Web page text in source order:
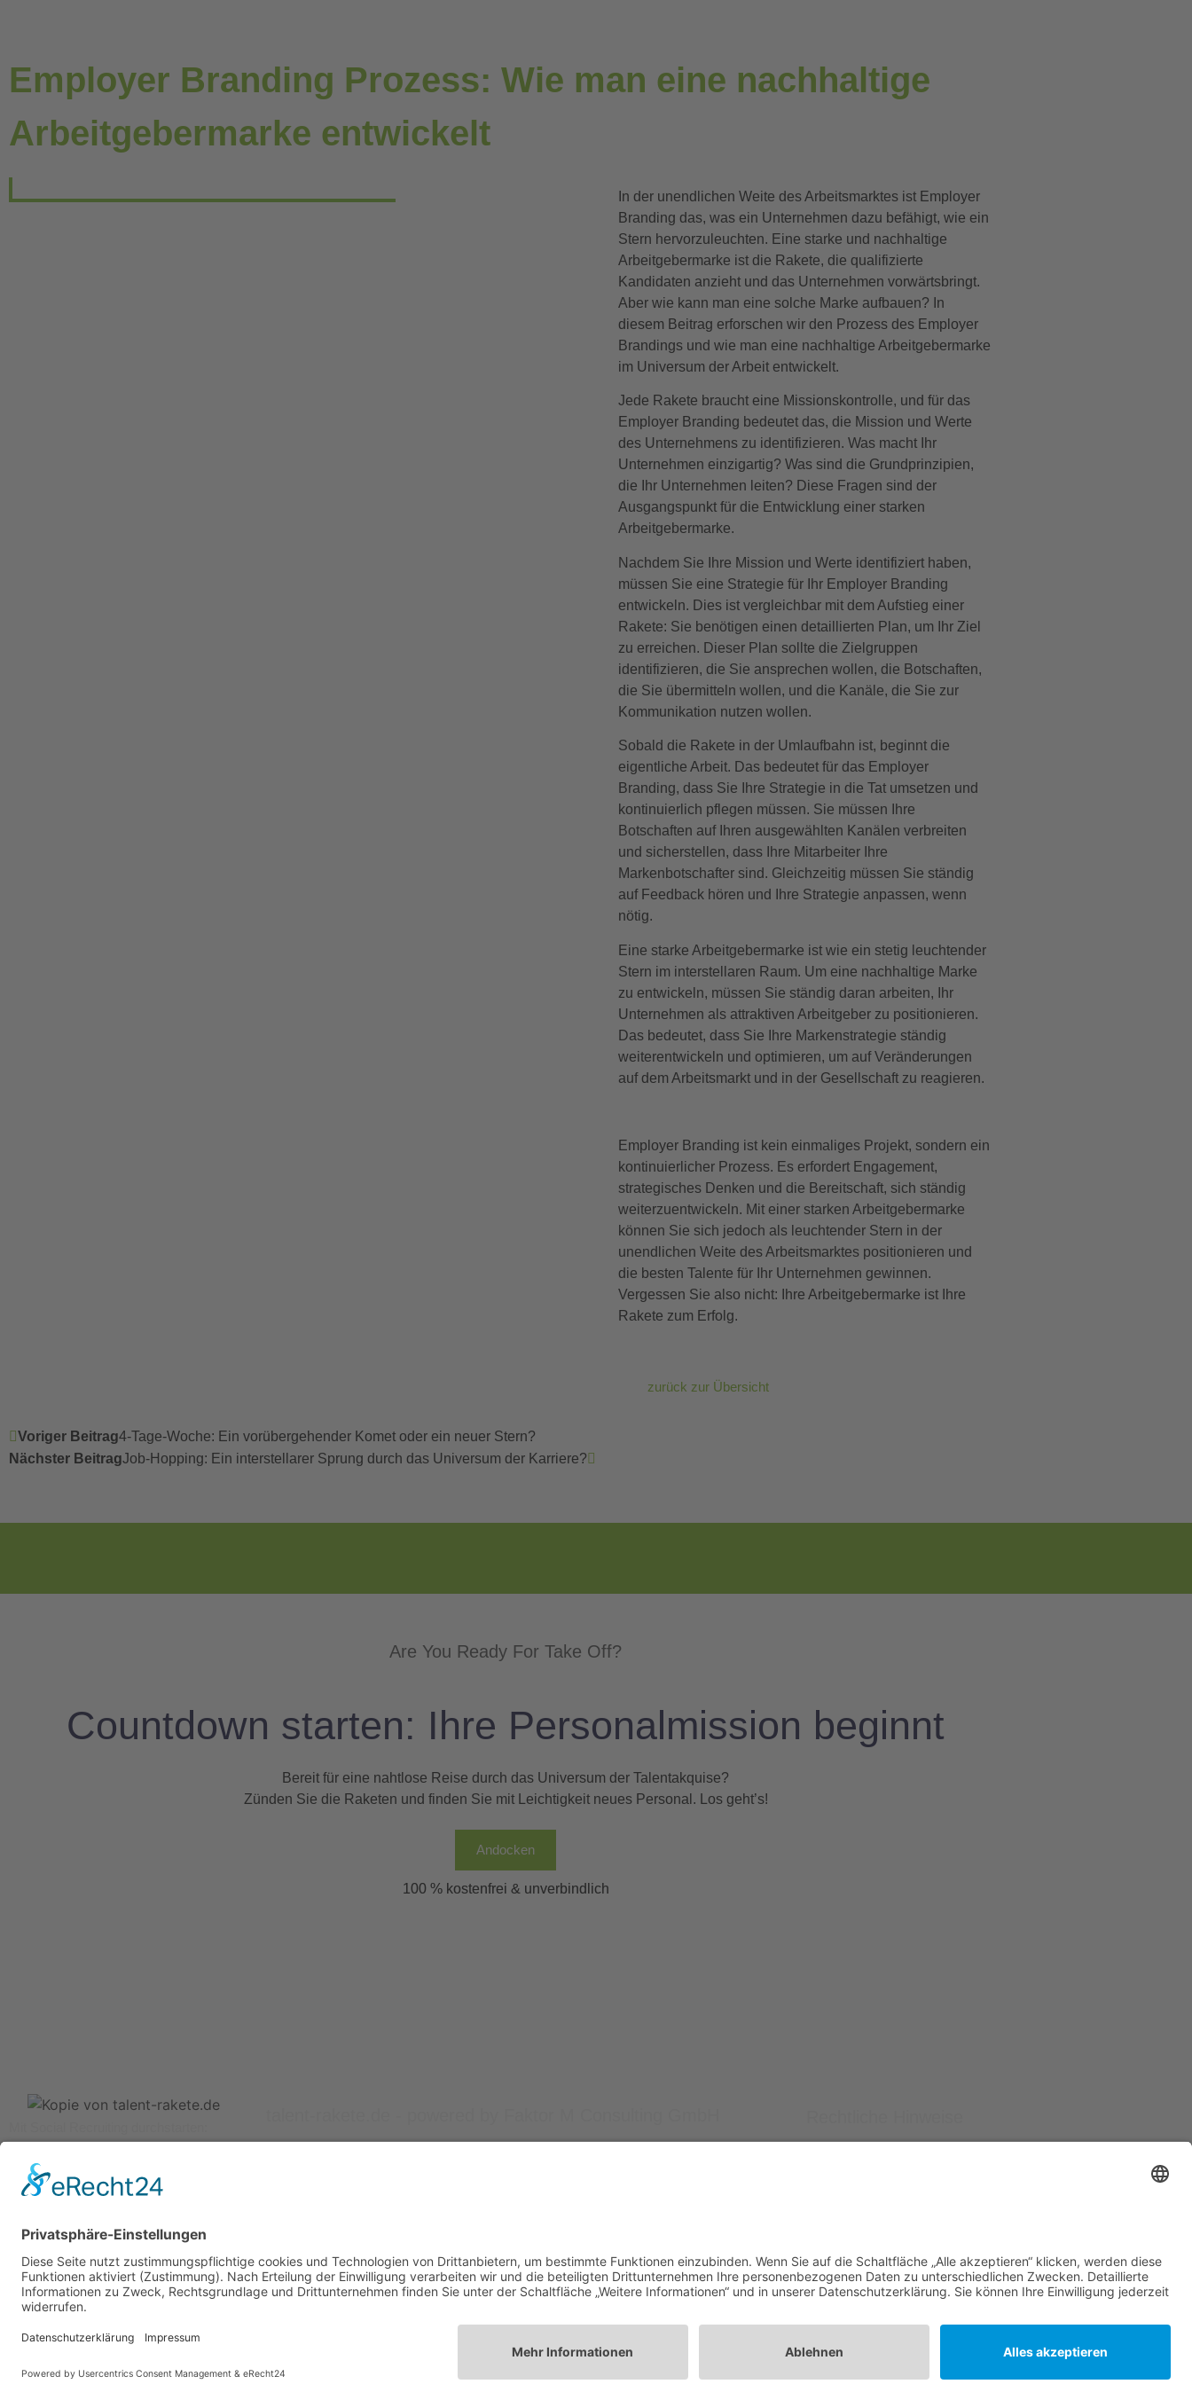
Employer Branding Prozess: Wie man eine nachhaltige
Arbeitgebermarke entwickelt
In der unendlichen Weite des Arbeitsmarktes ist Employer
Branding das, was ein Unternehmen dazu befähigt, wie ein
Stern hervorzuleuchten. Eine starke und nachhaltige
Arbeitgebermarke ist die Rakete, die qualifizierte
Kandidaten anzieht und das Unternehmen vorwärtsbringt.
Aber wie kann man eine solche Marke aufbauen? In
diesem Beitrag erforschen wir den Prozess des Employer
Brandings und wie man eine nachhaltige Arbeitgebermarke
im Universum der Arbeit entwickelt.
Jede Rakete braucht eine Missionskontrolle, und für das
Employer Branding bedeutet das, die Mission und Werte
des Unternehmens zu identifizieren. Was macht Ihr
Unternehmen einzigartig? Was sind die Grundprinzipien,
die Ihr Unternehmen leiten? Diese Fragen sind der
Ausgangspunkt für die Entwicklung einer starken
Arbeitgebermarke.
Nachdem Sie Ihre Mission und Werte identifiziert haben,
müssen Sie eine Strategie für Ihr Employer Branding
entwickeln. Dies ist vergleichbar mit dem Aufstieg einer
Rakete: Sie benötigen einen detaillierten Plan, um Ihr Ziel
zu erreichen. Dieser Plan sollte die Zielgruppen
identifizieren, die Sie ansprechen wollen, die Botschaften,
die Sie übermitteln wollen, und die Kanäle, die Sie zur
Kommunikation nutzen wollen.
Sobald die Rakete in der Umlaufbahn ist, beginnt die
eigentliche Arbeit. Das bedeutet für das Employer
Branding, dass Sie Ihre Strategie in die Tat umsetzen und
kontinuierlich pflegen müssen. Sie müssen Ihre
Botschaften auf Ihren ausgewählten Kanälen verbreiten
und sicherstellen, dass Ihre Mitarbeiter Ihre
Markenbotschafter sind. Gleichzeitig müssen Sie ständig
auf Feedback hören und Ihre Strategie anpassen, wenn
nötig.
Eine starke Arbeitgebermarke ist wie ein stetig leuchtender
Stern im interstellaren Raum. Um eine nachhaltige Marke
zu entwickeln, müssen Sie ständig daran arbeiten, Ihr
Unternehmen als attraktiven Arbeitgeber zu positionieren.
Das bedeutet, dass Sie Ihre Markenstrategie ständig
weiterentwickeln und optimieren, um auf Veränderungen
auf dem Arbeitsmarkt und in der Gesellschaft zu reagieren.
Employer Branding ist kein einmaliges Projekt, sondern ein
kontinuierlicher Prozess. Es erfordert Engagement,
strategisches Denken und die Bereitschaft, sich ständig
weiterzuentwickeln. Mit einer starken Arbeitgebermarke
können Sie sich jedoch als leuchtender Stern in der
unendlichen Weite des Arbeitsmarktes positionieren und
die besten Talente für Ihr Unternehmen gewinnen.
Vergessen Sie also nicht: Ihre Arbeitgebermarke ist Ihre
Rakete zum Erfolg.
zurück zur Übersicht
Voriger Beitrag4-Tage-Woche: Ein vorübergehender Komet oder ein neuer Stern?
Nächster BeitragJob-Hopping: Ein interstellarer Sprung durch das Universum der Karriere?
Are You Ready For Take Off?
Countdown starten: Ihre Personalmission beginnt
Bereit für eine nahtlose Reise durch das Universum der Talentakquise?
Zünden Sie die Raketen und finden Sie mit Leichtigkeit neues Personal. Los geht’s!
Andocken
100 % kostenfrei & unverbindlich
Verlassen Sie alte Umlaufbahnen und
finden Sie im digitalen Universum Top-
Talente!
Ⓒ 2025 - Talent-Rakete.de powered by Faktor M Consulting GmbH - All Rights Are Reserved